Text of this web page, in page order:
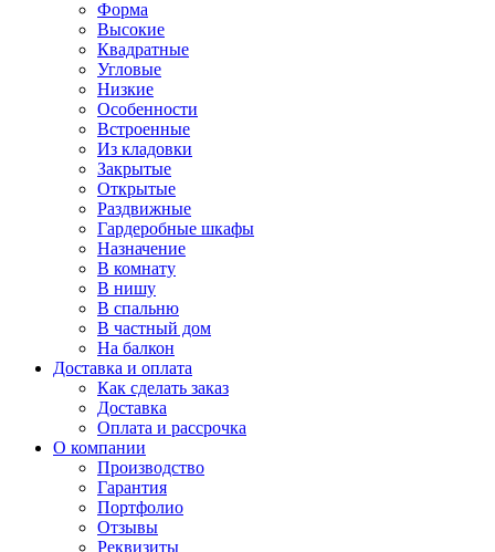
Форма
Высокие
Квадратные
Угловые
Низкие
Особенности
Встроенные
Из кладовки
Закрытые
Открытые
Раздвижные
Гардеробные шкафы
Назначение
В комнату
В нишу
В спальню
В частный дом
На балкон
Доставка и оплата
Как сделать заказ
Доставка
Оплата и рассрочка
О компании
Производство
Гарантия
Портфолио
Отзывы
Реквизиты